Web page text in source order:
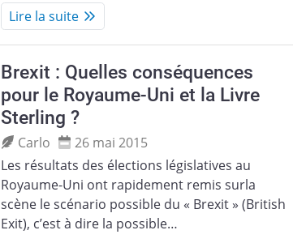
Lire la suite
Brexit : Quelles conséquences
pour le Royaume-Uni et la Livre
Sterling ?
Carlo
26 mai 2015
Les résultats des élections législatives au
Royaume-Uni ont rapidement remis surla
scène le scénario possible du « Brexit » (British
Exit), c’est à dire la possible…